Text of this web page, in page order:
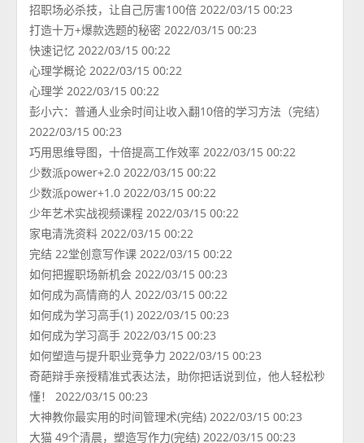
招职场必杀技，让自己厉害100倍 2022/03/15 00:23
打造十万+爆款选题的秘密 2022/03/15 00:23
快速记忆 2022/03/15 00:22
心理学概论 2022/03/15 00:22
心理学 2022/03/15 00:22
彭小六：普通人业余时间让收入翻10倍的学习方法（完结）
2022/03/15 00:23
巧用思维导图，十倍提高工作效率 2022/03/15 00:22
少数派power+2.0 2022/03/15 00:22
少数派power+1.0 2022/03/15 00:22
少年艺术实战视频课程 2022/03/15 00:22
家电清洗资料 2022/03/15 00:22
完结 22堂创意写作课 2022/03/15 00:22
如何把握职场新机会 2022/03/15 00:23
如何成为高情商的人 2022/03/15 00:22
如何成为学习高手(1) 2022/03/15 00:23
如何成为学习高手 2022/03/15 00:23
如何塑造与提升职业竞争力 2022/03/15 00:23
奇葩辩手亲授精准式表达法，助你把话说到位，他人轻松秒
懂！ 2022/03/15 00:23
大神教你最实用的时间管理术(完结) 2022/03/15 00:23
大猫 49个清晨，塑造写作力(完结) 2022/03/15 00:23